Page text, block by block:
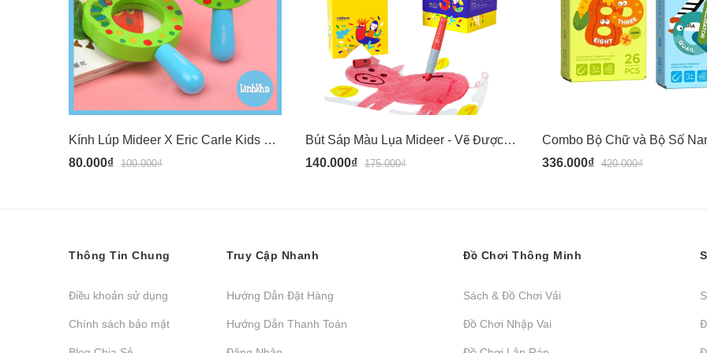
Kính Lúp Mideer X Eric Carle Kids Magnifying Glass MD0112
80.000₫ 100.000₫
Bút Sáp Màu Lụa Mideer - Vẽ Được Trên Nhiều Vật Liệu - Dễ Dàng Lau Sạch - Mideer Silky Crayon
140.000₫ 175.000₫ 336.000₫ 420.000₫
Thông Tin Chung
Điều khoản sử dụng
Chính sách bảo mật
Truy Cập Nhanh
Hướng Dẫn Đặt Hàng
Hướng Dẫn Thanh Toán
Đồ Chơi Thông Minh
Sách & Đồ Chơi Vải
Đồ Chơi Nhập Vai